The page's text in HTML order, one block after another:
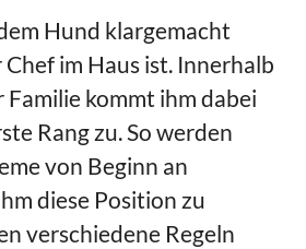
Hund klargemacht
im Haus ist. Innerhalb
Familie kommt ihm dabei
Rang zu. So werden
von Beginn an
diese Position zu
verschiedene Regeln